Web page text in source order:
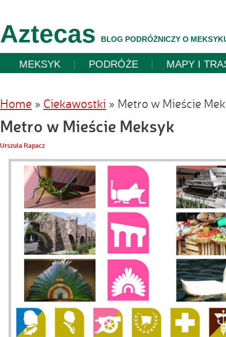
Aztecas BLOG PODRÓŻNICZY O
MEKSYK PODRÓŻE MAPY I
Home » Ciekawostki » Metro w Mieście
Metro w Mieście Meksyk
Urszula Rapacz